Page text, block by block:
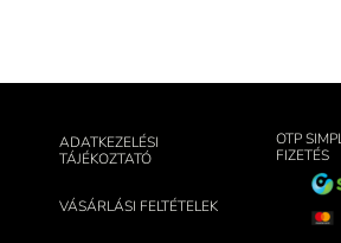
ADATKEZELÉSI
TÁJÉKOZTATÓ
VÁSÁRLÁSI FELTÉTELEK
OTP
FIZETÉS